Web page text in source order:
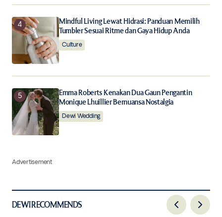
Mindful Living Lewat Hidrasi: Panduan Memilih
Tumbler Sesuai Ritme dan Gaya Hidup Anda
Culture
Emma Roberts Kenakan Dua Gaun Pengantin
Monique Lhuillier Bernuansa Nostalgia
Dewi Wedding
Advertisement
DEWI RECOMMENDS